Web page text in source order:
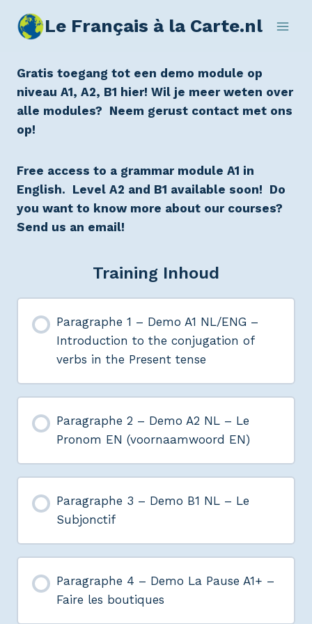
Le Français à la Carte.nl
Gratis toegang tot een demo module op
niveau A1, A2, B1 hier! Wil je meer weten over
alle modules? Neem gerust contact met ons
op!
Free access to a grammar module A1 in
English. Level A2 and B1 available soon! Do
you want to know more about our courses?
Send us an email!
Training Inhoud
Paragraphe 1 – Demo A1 NL/ENG –
Introduction to the conjugation of
verbs in the Present tense
Paragraphe 2 – Demo A2 NL – Le
Pronom EN (voornaamwoord EN)
Paragraphe 3 – Demo B1 NL – Le
Subjonctif
Paragraphe 4 – Demo La Pause A1+ –
Faire les boutiques